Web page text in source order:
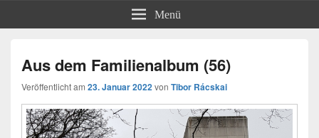
Menü
Aus dem Familienalbum (56)
Veröffentlicht am 23. Januar 2022von Tibor Rácskai